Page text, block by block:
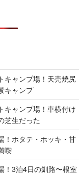
キャンプ場！天売焼尻
キャンプ
キャンプ場！車横付け
芝生だった
！ホタテ・ホッキ・甘
喫
！3泊4日の釧路〜根室